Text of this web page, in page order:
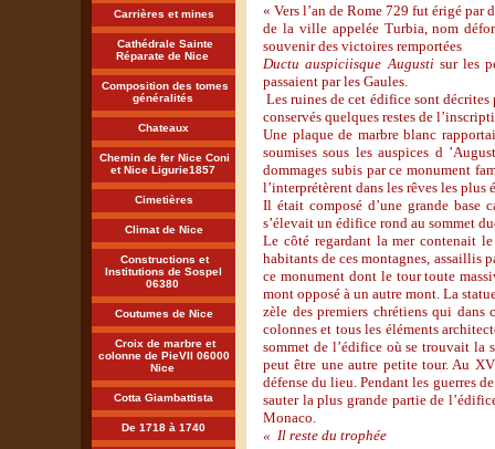
Carrières et mines
Cathédrale Sainte
Réparate de Nice
Composition des tomes
généralités
Chateaux
Chemin de fer Nice Coni
et Nice Ligurie1857
Cimetières
Climat de Nice
Constructions et
Institutions de Sospel
06380
Coutumes de Nice
Croix de marbre et
colonne de PieVII 06000
Nice
Cotta Giambattista
De 1718 à 1740
« Vers l’an de Rome 729 fut érigé par
de la ville appelée Turbia, nom
souvenir des victoires remportées
Ductu auspiciisque Augusti sur les
passaient par les Gaules.
Les ruines de cet édifice sont
conservés quelques restes de
Une plaque de marbre blanc
soumises sous les auspices d
dommages subis par ce monument
l’interprétèrent dans les rêves les plus
Il était composé d’une grande
s’élevait un édifice rond au sommet
Le côté regardant la mer contenait
habitants de ces montagnes, assaillis
ce monument dont le tour toute
mont opposé à un autre mont. La
zèle des premiers chrétiens qui
colonnes et tous les éléments
sommet de l’édifice où se trouvait la
peut être une autre petite tour. Au
défense du lieu. Pendant les guerres
sauter la plus grande partie de
Monaco.
« Il reste du trophée